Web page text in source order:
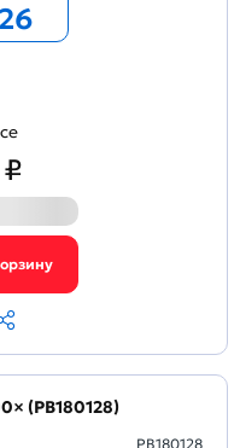
(PB180128)
PB180128